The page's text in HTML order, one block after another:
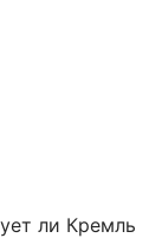
ли Кремль